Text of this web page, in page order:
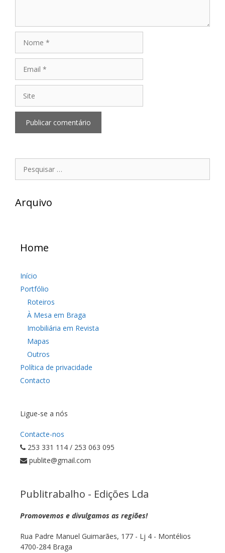
por:
Arquivo
Home
Início
Portfólio
Roteiros
À Mesa em Braga
Imobiliária em Revista
Mapas
Outros
Política de privacidade
Contacto
Ligue-se a nós
Contacte-nos
253 331 114 / 253 063 095
publite@gmail.com
Publitrabalho - Edições Lda
Promovemos e divulgamos as regiões!
Rua Padre Manuel Guimarães, 177 - Lj 4 - Montélios
4700-284 Braga